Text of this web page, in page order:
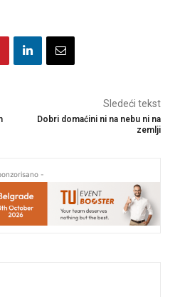
Sledeći tekst
Dobri domaćini ni na nebu ni na
zemlji
-